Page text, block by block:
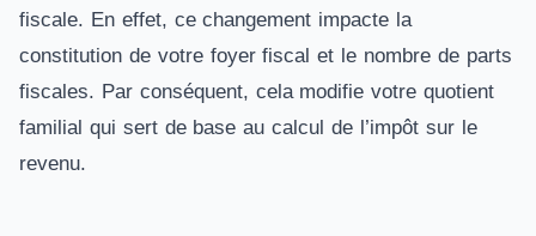
fiscale. En effet, ce changement impacte la
constitution de votre foyer fiscal et le nombre de parts
fiscales. Par conséquent, cela modifie votre quotient
familial qui sert de base au calcul de l’impôt sur le
revenu.